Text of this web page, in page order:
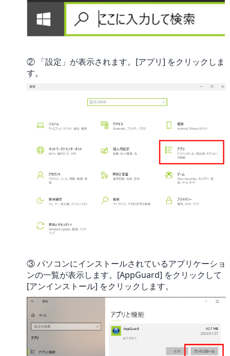
② 「設定」が表示されます。[アプリ] をクリックしま
す。
③ パソコンにインストールされているアプリケーショ
ンの一覧が表示します。[AppGuard] をクリックして
[アンインストール] をクリックします。